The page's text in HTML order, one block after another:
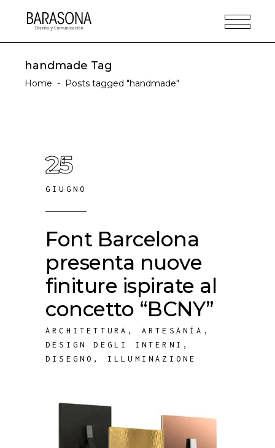
handmade Tag
Home - Posts tagged "handmade"
25
GIUGNO
Font Barcelona
presenta nuove
finiture ispirate al
concetto “BCNY”
ARCHITETTURA , ARTESANÍA ,
DESIGN DEGLI INTERNI ,
DISEGNO , ILLUMINAZIONE